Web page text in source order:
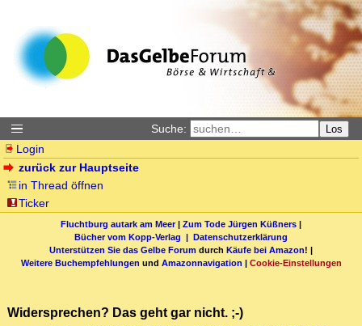
Suche: Los
Login
zurück zur Hauptseite
in Thread öffnen
Ticker
Fluchtburg autark am Meer| Zum Tode Jürgen Küßners |
Bücher vom Kopp-Verlag | Datenschutzerklärung
Unterstützen Sie das Gelbe Forum durch Käufe bei Amazon! |
Weitere Buchempfehlungen und Amazonnavigation | Cookie-Einstellungen
Widersprechen? Das geht gar nicht. ;-)